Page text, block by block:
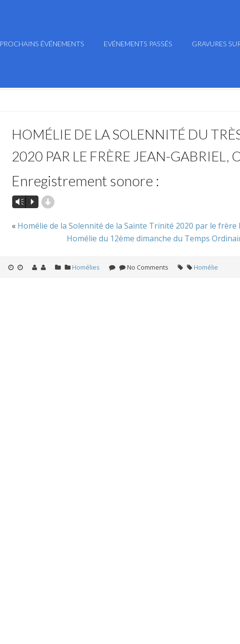
PROCHAINS ÉVÉNEMENTS EVÉNEMENTS PASSÉS GRAVURES
HOMÉLIE DE LA SOLENNITÉ DU
2020 PAR LE FRÈRE JEAN-GABRIEL,
Enregistrement sonore :
Vm P d
« Homélie de la Solennité de la Sainte Trinité 2020 par le
Homélie du 12ème dimanche du Temps
Homélies No Comments Homélie